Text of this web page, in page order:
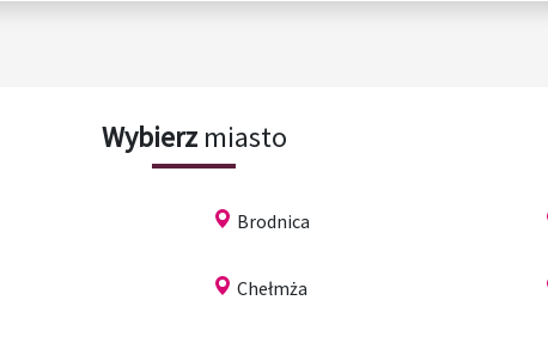
Wybierzmiasto
Brodnica
Chełmża